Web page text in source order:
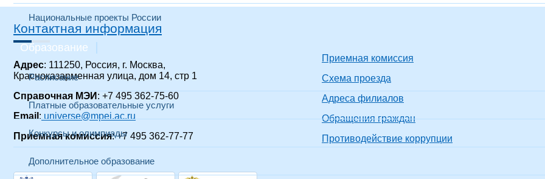
Национальные проекты России
Образование
Расписание
Платные образовательные услуги
Конкурсы и олимпиады
Дополнительное образование
Контактная информация
Адрес: 111250, Россия, г. Москва,
Красноказарменная улица, дом 14, стр 1
Справочная МЭИ : +7 495 362-75-60
Email : universe@mpei.ac.ru
Приемная комиссия: +7 495 362-77-77
Приемная комиссия
Схема проезда
Адреса филиалов
Обращения граждан
Противодействие коррупции